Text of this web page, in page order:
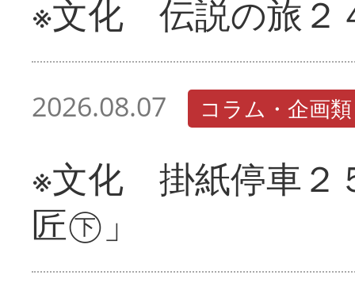
※文化 伝説の旅２
2026.08.07 コラム・企画類
※文化 掛紙停車２
匠㊦」